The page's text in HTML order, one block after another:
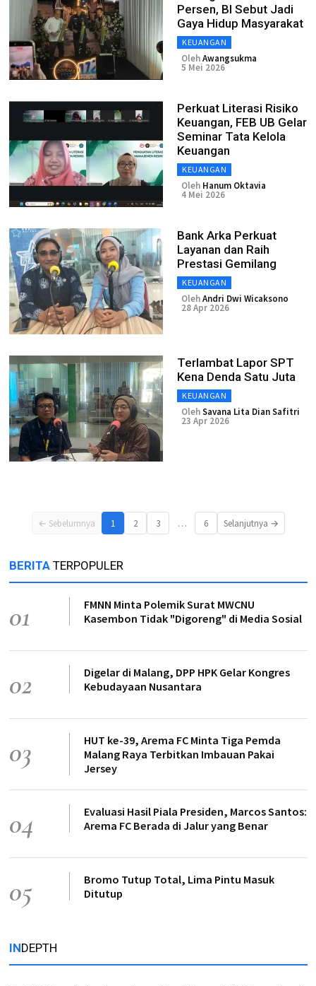
Persen, BI Sebut Jadi
Gaya Hidup Masyarakat
KEUANGAN
OlehAwangsukma
5 Mei 2026
Perkuat Literasi Risiko
Keuangan, FEB UB Gelar
Seminar Tata Kelola
Keuangan
KEUANGAN
Oleh Hanum Oktavia
4 Mei 2026
Bank Arka Perkuat
Layanan dan Raih
Prestasi Gemilang
KEUANGAN
OlehAndri Dwi Wicaksono
28 Apr 2026
Terlambat Lapor SPT
Kena Denda Satu Juta
KEUANGAN
OlehSavana Lita Dian Safitri
23 Apr 2026
← Sebelumnya 1 2 3 … 6 Selanjutnya →
BERITA TERPOPULER
01
FMNN Minta Polemik Surat MWCNU
Kasembon Tidak "Digoreng" di Media Sosial
02
Digelar di Malang, DPP HPK Gelar Kongres
Kebudayaan Nusantara
03
HUT ke-39, Arema FC Minta Tiga Pemda
Malang Raya Terbitkan Imbauan Pakai
Jersey
04
Evaluasi Hasil Piala Presiden, Marcos Santos:
Arema FC Berada di Jalur yang Benar
05
Bromo Tutup Total, Lima Pintu Masuk
Ditutup
INDEPTH